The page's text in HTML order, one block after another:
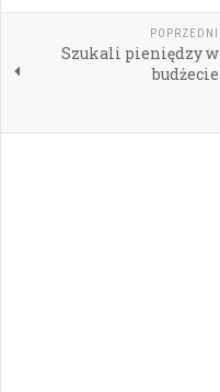
POPRZEDNI
Szukali pieniędzy w
budżecie